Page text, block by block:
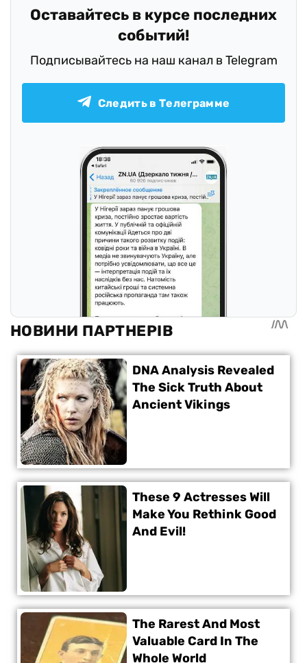
Оставайтесь в курсе последних
событий!
Подписывайтесь на наш канал в Telegram
Следить в Телеграмме